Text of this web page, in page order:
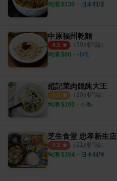
均消 $130 ・ 日本料理
中原福州乾麵
4.5 （ 30則評論）
均消 $80 ・ 小吃
趙記菜肉餛飩大王
2.7 （ 20則評論）
均消 $100 ・ 小吃
芝生食堂 忠孝新生店
4.2 （ 21 則評論）
均消 $394 ・ 日本料理